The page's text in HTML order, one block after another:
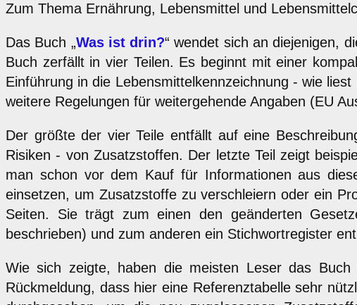
Zum Thema Ernährung, Lebensmittel und
Das Buch „Was ist drin?“ wendet sich an diejenigen,
Buch zerfällt in vier Teilen. Es beginnt mit einer
Einführung in die Lebensmittelkennzeichnung - wie
weitere Regelungen für weitergehende Angaben (EU
Der größte der vier Teile entfällt auf eine
Risiken - von Zusatzstoffen. Der letzte Teil zeigt
man schon vor dem Kauf für Informationen aus
einsetzen, um Zusatzstoffe zu verschleiern oder ein
Seiten. Sie trägt zum einen den geänderten
beschrieben) und zum anderen ein Stichwortregister
Wie sich zeigte, haben die meisten Leser das
Rückmeldung, dass hier eine Referenztabelle sehr